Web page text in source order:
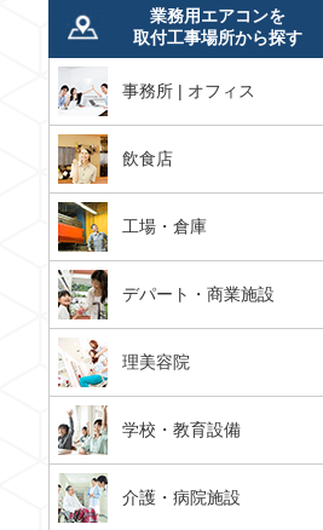
業務用エアコンを
取付工事場所から探す
事務所 | オフィス
飲食店
工場・倉庫
デパート・商業施設
理美容院
学校・教育設備
介護・病院施設